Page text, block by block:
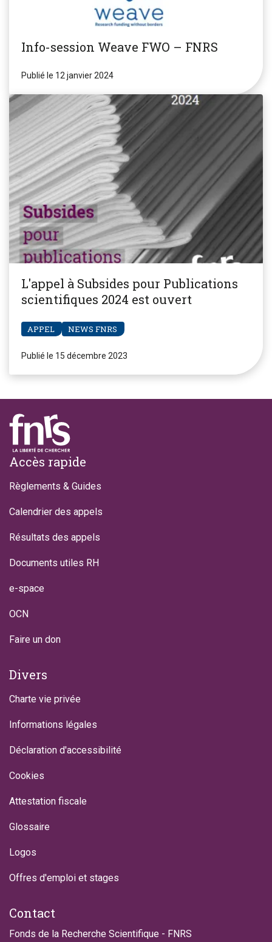
Info-session Weave FWO – FNRS
Publié le 12 janvier 2024
L'appel à Subsides pour Publications
scientifiques 2024 est ouvert
APPEL NEWS FNRS
Publié le 15 décembre 2023
Footer
Accès rapide
Règlements & Guides
Calendrier des appels
Résultats des appels
Documents utiles RH
e-space
OCN
Faire un don
Divers
Charte vie privée
Informations légales
Déclaration d'accessibilité
Cookies
Attestation fiscale
Glossaire
Logos
Offres d'emploi et stages
Contact
Fonds de la Recherche Scientifique - FNRS